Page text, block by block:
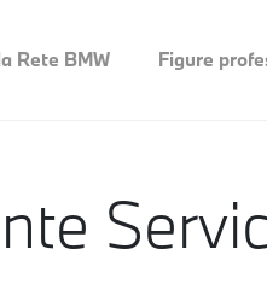
Rete BMW Figure